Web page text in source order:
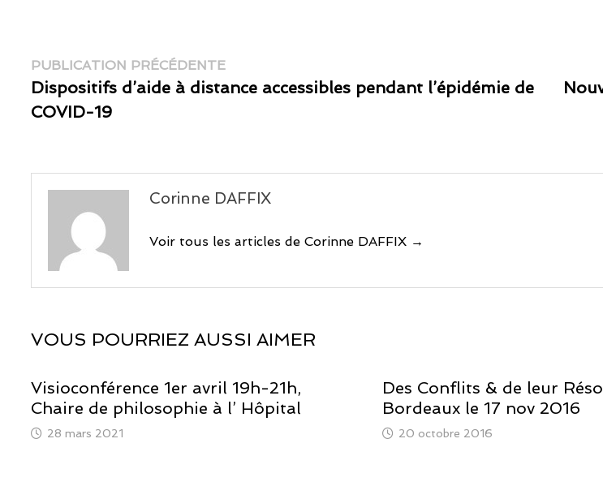
Navigation
de
l’article
PUBLICATION PRÉCÉDENTEPublication
précédente :
Dispositifs d’aide à distance accessibles pendant l’épidémie de
COVID-19
Corinne DAFFIX
Voir tous les articles de Corinne DAFFIX →
VOUS POURRIEZ AUSSI AIMER
Visioconférence 1er avril 19h-21h,
Chaire de philosophie à l’ Hôpital
28 mars 2021
Des Conflits & de leur
Bordeaux le 17 nov 2016
20 octobre 2016